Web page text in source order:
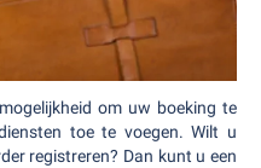
om uw boeking te
toe te voegen. Wilt u
registreren? Dan kunt u een